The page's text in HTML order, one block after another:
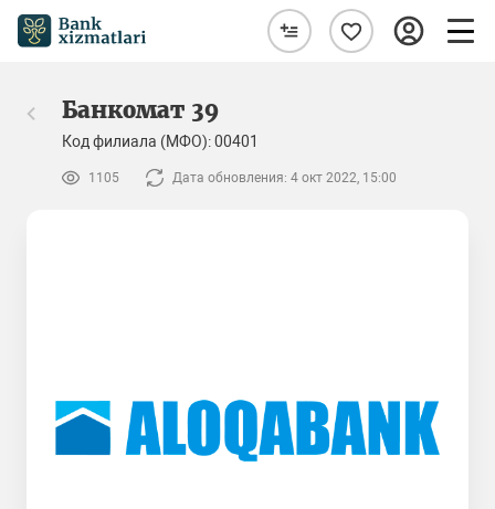
Банкомат 39
Код филиала (МФО): 00401
1105 Дата обновления: 4 окт 2022, 15:00